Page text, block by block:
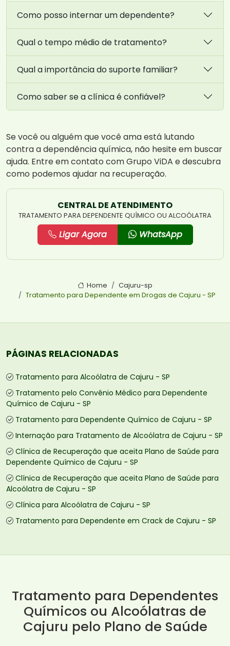
Como posso internar um dependente?
Qual o tempo médio de tratamento?
Qual a importância do suporte familiar?
Como saber se a clínica é confiável?
Se você ou alguém que você ama está lutando
contra a dependência química, não hesite em buscar
ajuda. Entre em contato com Grupo ViDA e descubra
como podemos ajudar na recuperação.
CENTRAL DE ATENDIMENTO
TRATAMENTO PARA DEPENDENTE QUÍMICO OU ALCOÓLATRA
Ligar Agora WhatsApp
Home
Cajuru-sp
Tratamento para Dependente em Drogas de Cajuru - SP
PÁGINAS RELACIONADAS
Tratamento para Alcoólatra de Cajuru - SP
Tratamento pelo Convênio Médico para Dependente
Químico de Cajuru - SP
Tratamento para Dependente Químico de Cajuru - SP
Internação para Tratamento de Alcoólatra de Cajuru - SP
Clínica de Recuperação que aceita Plano de Saúde para
Dependente Químico de Cajuru - SP
Clínica de Recuperação que aceita Plano de Saúde para
Alcoólatra de Cajuru - SP
Clínica para Alcoólatra de Cajuru - SP
Tratamento para Dependente em Crack de Cajuru - SP
Tratamento para Dependentes
Químicos ou Alcoólatras de
Cajuru pelo Plano de Saúde